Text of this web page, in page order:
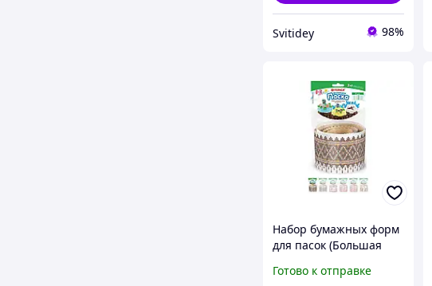
Svitidey 98%
Набор бумажных форм
для пасок (Большая
размеров) ТМ УКРАСА
Готово к отправке